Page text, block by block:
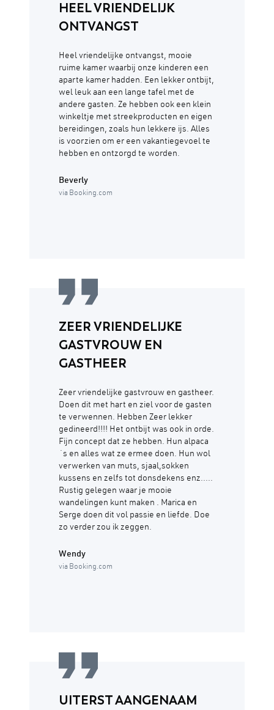
HEEL VRIENDELIJK
ONTVANGST
Heel vriendelijke ontvangst, mooie
ruime kamer waarbij onze kinderen een
aparte kamer hadden. Een lekker ontbijt,
wel leuk aan een lange tafel met de
andere gasten. Ze hebben ook een klein
winkeltje met streekproducten en eigen
bereidingen, zoals hun lekkere ijs. Alles
is voorzien om er een vakantiegevoel te
hebben en ontzorgd te worden.
Beverly
via Booking.com
ZEER VRIENDELIJKE
GASTVROUW EN
GASTHEER
Zeer vriendelijke gastvrouw en gastheer.
Doen dit met hart en ziel voor de gasten
te verwennen. Hebben Zeer lekker
gedineerd!!!! Het ontbijt was ook in orde.
Fijn concept dat ze hebben. Hun alpaca
´s en alles wat ze ermee doen. Hun wol
verwerken van muts, sjaal,sokken
kussens en zelfs tot donsdekens enz.....
Rustig gelegen waar je mooie
wandelingen kunt maken . Marica en
Serge doen dit vol passie en liefde. Doe
zo verder zou ik zeggen.
Wendy
via Booking.com
UITERST AANGENAAM